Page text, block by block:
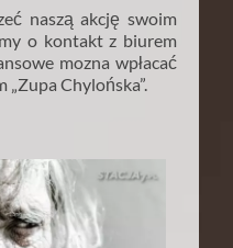
naszą akcję swoim
o kontakt z biurem
mozna wpłacać
Chylońska”.